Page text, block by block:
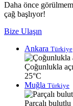
Daha önce
çağ başlıyor!
Bize Ulaşın
Ankara Türkiye
Çoğunlukla
25°C
Muğla Türkiye
Parçalı bulutlu